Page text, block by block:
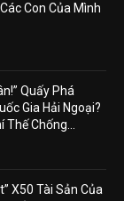
Con Của Mình
Quấy Phá
Gia Hải Ngoại?
Chống...
X50 Tài Sản Của